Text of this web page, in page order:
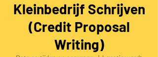
Kleinbedrijf Schrijven
(Credit Proposal
Writing)